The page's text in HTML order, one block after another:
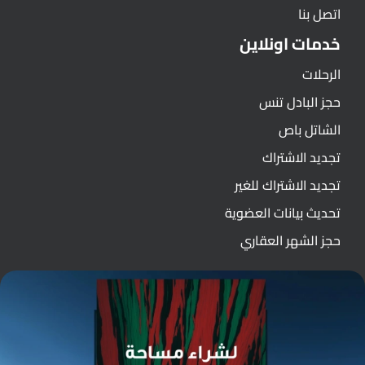
اتصل بنا
خدمات اونلاين
الرحلات
حجز البادل تنس
الشاتل باص
تجديد الاشتراك
تجديد الاشتراك للغير
تحديث بيانات العضوية
حجز الشهر العقاري